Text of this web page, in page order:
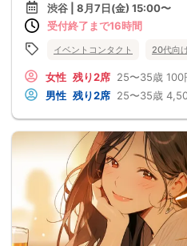
渋谷 | 8月7日(金) 15:00〜
受付終了まで16時間
イベントコンタクト 20代向
女性 残り2席 25〜35歳 100
男性 残り2席 25〜35歳